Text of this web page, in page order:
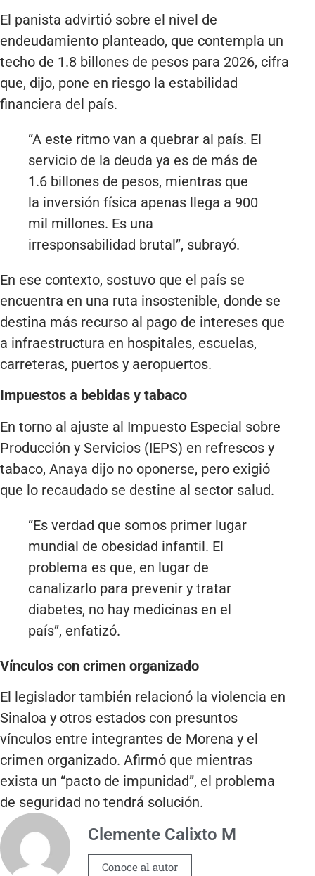
El panista advirtió sobre el nivel de
endeudamiento planteado, que contempla un
techo de 1.8 billones de pesos para 2026, cifra
que, dijo, pone en riesgo la estabilidad
financiera del país.
“A este ritmo van a quebrar al país. El
servicio de la deuda ya es de más de
1.6 billones de pesos, mientras que
la inversión física apenas llega a 900
mil millones. Es una
irresponsabilidad brutal”, subrayó.
En ese contexto, sostuvo que el país se
encuentra en una ruta insostenible, donde se
destina más recurso al pago de intereses que
a infraestructura en hospitales, escuelas,
carreteras, puertos y aeropuertos.
Impuestos a bebidas y tabaco
En torno al ajuste al Impuesto Especial sobre
Producción y Servicios (IEPS) en refrescos y
tabaco, Anaya dijo no oponerse, pero exigió
que lo recaudado se destine al sector salud.
“Es verdad que somos primer lugar
mundial de obesidad infantil. El
problema es que, en lugar de
canalizarlo para prevenir y tratar
diabetes, no hay medicinas en el
país”, enfatizó.
Vínculos con crimen organizado
El legislador también relacionó la violencia en
Sinaloa y otros estados con presuntos
vínculos entre integrantes de Morena y el
crimen organizado. Afirmó que mientras
exista un “pacto de impunidad”, el problema
de seguridad no tendrá solución.
Clemente Calixto M
Conoce al autor